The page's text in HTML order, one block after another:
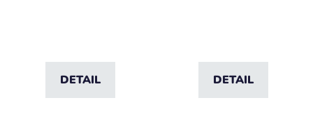
DETAIL DETAIL